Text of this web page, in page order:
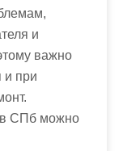
и
важно
и при
в СПб можно